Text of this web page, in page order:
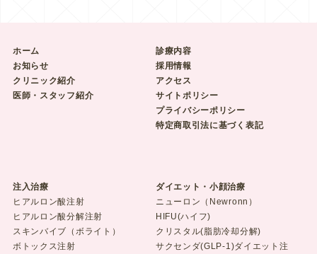
ホーム
お知らせ
クリニック紹介
医師・スタッフ紹介
診療内容
採用情報
アクセス
サイトポリシー
プライバシーポリシー
特定商取引法に基づく表記
注入治療
ヒアルロン酸注射
ヒアルロン酸分解注射
スキンバイブ（ボライト）
ボトックス注射
ダイエット・小顔治療
ニューロン（Newronn）
HIFU(ハイフ)
クリスタル(脂肪冷却分解)
サクセンダ(GLP-1)ダイエット注